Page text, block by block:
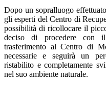
Dopo un sopralluogo
gli esperti del Centro di
possibilità di ricollocare il
deciso di procedere con
trasferimento al Centro di
necessarie e seguirà un
ristabilito e completamente
nel suo ambiente naturale.